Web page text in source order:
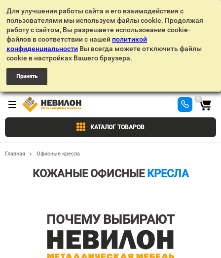
Для улучшения работы сайта и его взаимодействия с
пользователями мы используем файлы cookie. Продолжая
работу с сайтом, Вы разрешаете использование cookie-
файлов в соответствии с нашей политикой
конфиденциальности Вы всегда можете отключить файлы
cookie в настройках Вашего браузера.
Принять
КАТАЛОГ ТОВАРОВ
0
Главная Офисные кресла
КОЖАНЫЕ ОФИСНЫЕ КРЕСЛА
ПОЧЕМУ ВЫБИРАЮТ